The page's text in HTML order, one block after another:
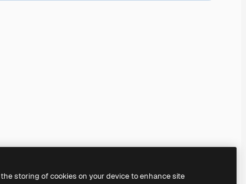
storing of cookies on your device to enhance site